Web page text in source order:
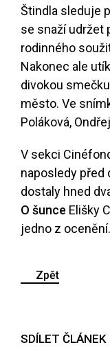
Štindla sleduje
se snaží udržet
rodinného
Nakonec ale
divokou
město. Ve
Poláková,
V sekci
naposledy před
dostaly hned
O šunce Elišky
jedno z ocenění.
Zpět
SDÍLET ČLÁNEK